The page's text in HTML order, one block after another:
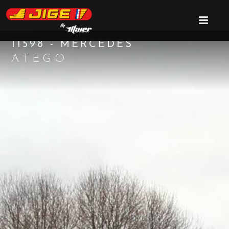
11598 - MERCEDES
ATEGO